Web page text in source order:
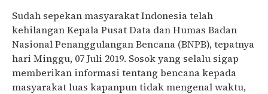
Sudah sepekan masyarakat Indonesia telah
kehilangan Kepala Pusat Data dan Humas Badan
Nasional Penanggulangan Bencana (BNPB), tepatnya
hari Minggu, 07 Juli 2019. Sosok yang selalu sigap
memberikan informasi tentang bencana kepada
masyarakat luas kapanpun tidak mengenal waktu,